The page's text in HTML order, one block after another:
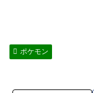
ポケモン